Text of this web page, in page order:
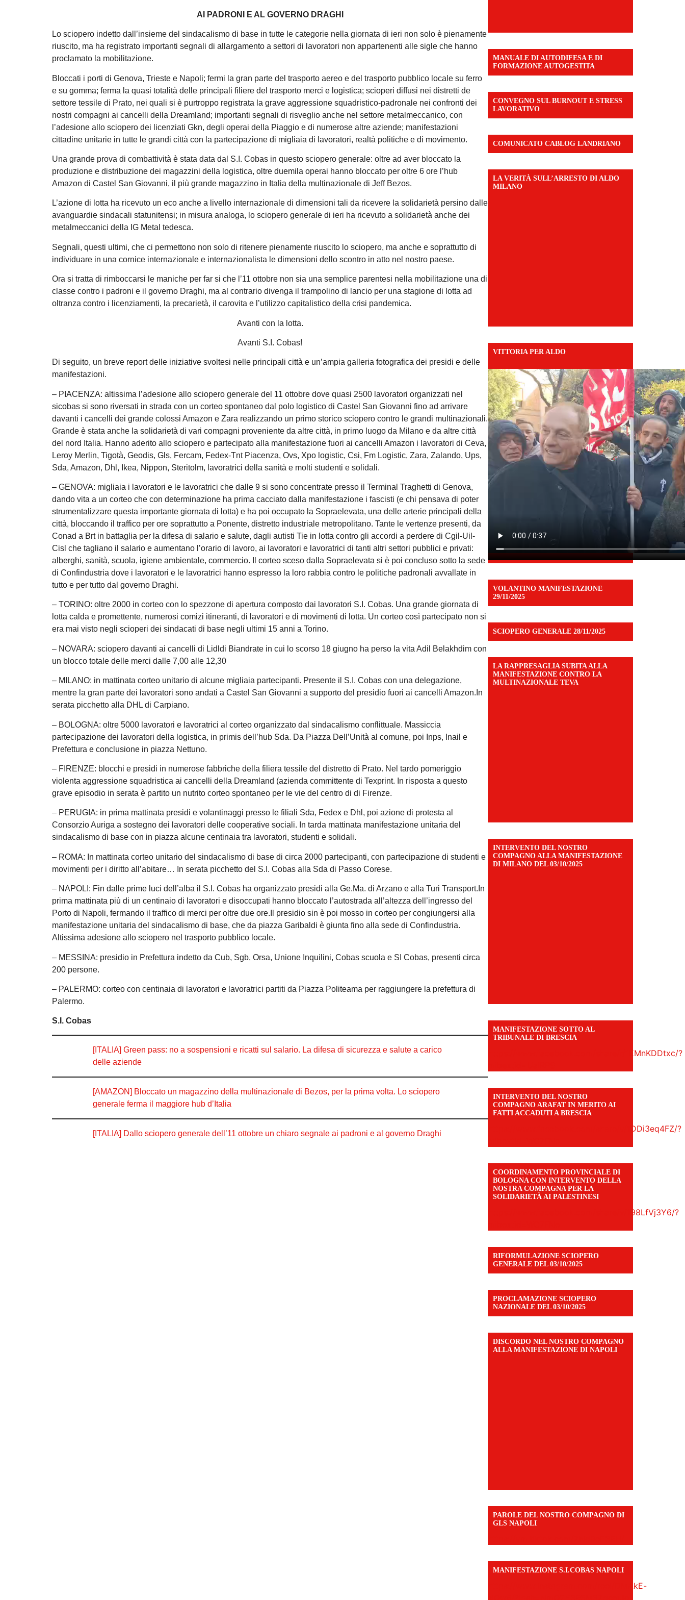
AI PADRONI E AL GOVERNO DRAGHI
Lo sciopero indetto dall’insieme del sindacalismo di base in tutte le categorie nella giornata di ieri non solo è pienamente
riuscito, ma ha registrato importanti segnali di allargamento a settori di lavoratori non appartenenti alle sigle che hanno
proclamato la mobilitazione.
Bloccati i porti di Genova, Trieste e Napoli; fermi la gran parte del trasporto aereo e del trasporto pubblico locale su ferro
e su gomma; ferma la quasi totalità delle principali filiere del trasporto merci e logistica; scioperi diffusi nei distretti de
settore tessile di Prato, nei quali si è purtroppo registrata la grave aggressione squadristico-padronale nei confronti dei
nostri compagni ai cancelli della Dreamland; importanti segnali di risveglio anche nel settore metalmeccanico, con
l’adesione allo sciopero dei licenziati Gkn, degli operai della Piaggio e di numerose altre aziende; manifestazioni
cittadine unitarie in tutte le grandi città con la partecipazione di migliaia di lavoratori, realtà politiche e di movimento.
Una grande prova di combattività è stata data dal S.I. Cobas in questo sciopero generale: oltre ad aver bloccato la
produzione e distribuzione dei magazzini della logistica, oltre duemila operai hanno bloccato per oltre 6 ore l’hub
Amazon di Castel San Giovanni, il più grande magazzino in Italia della multinazionale di Jeff Bezos.
L’azione di lotta ha ricevuto un eco anche a livello internazionale di dimensioni tali da ricevere la solidarietà persino dalle
avanguardie sindacali statunitensi; in misura analoga, lo sciopero generale di ieri ha ricevuto a solidarietà anche dei
metalmeccanici della IG Metal tedesca.
Segnali, questi ultimi, che ci permettono non solo di ritenere pienamente riuscito lo sciopero, ma anche e soprattutto di
individuare in una cornice internazionale e internazionalista le dimensioni dello scontro in atto nel nostro paese.
Ora si tratta di rimboccarsi le maniche per far si che l’11 ottobre non sia una semplice parentesi nella mobilitazione una di
classe contro i padroni e il governo Draghi, ma al contrario divenga il trampolino di lancio per una stagione di lotta ad
oltranza contro i licenziamenti, la precarietà, il carovita e l’utilizzo capitalistico della crisi pandemica.
Avanti con la lotta.
Avanti S.I. Cobas!
Di seguito, un breve report delle iniziative svoltesi nelle principali città e un’ampia galleria fotografica dei presidi e delle
manifestazioni.
– PIACENZA: altissima l’adesione allo sciopero generale del 11 ottobre dove quasi 2500 lavoratori organizzati nel
sicobas si sono riversati in strada con un corteo spontaneo dal polo logistico di Castel San Giovanni fino ad arrivare
davanti i cancelli dei grande colossi Amazon e Zara realizzando un primo storico sciopero contro le grandi multinazionali.
Grande è stata anche la solidarietà di vari compagni proveniente da altre città, in primo luogo da Milano e da altre città
del nord Italia. Hanno aderito allo sciopero e partecipato alla manifestazione fuori ai cancelli Amazon i lavoratori di Ceva,
Leroy Merlin, Tigotà, Geodis, Gls, Fercam, Fedex-Tnt Piacenza, Ovs, Xpo logistic, Csi, Fm Logistic, Zara, Zalando, Ups,
Sda, Amazon, Dhl, Ikea, Nippon, Steritolm, lavoratrici della sanità e molti studenti e solidali.
– GENOVA: migliaia i lavoratori e le lavoratrici che dalle 9 si sono concentrate presso il Terminal Traghetti di Genova,
dando vita a un corteo che con determinazione ha prima cacciato dalla manifestazione i fascisti (e chi pensava di poter
strumentalizzare questa importante giornata di lotta) e ha poi occupato la Sopraelevata, una delle arterie principali della
città, bloccando il traffico per ore soprattutto a Ponente, distretto industriale metropolitano. Tante le vertenze presenti, da
Conad a Brt in battaglia per la difesa di salario e salute, dagli autisti Tie in lotta contro gli accordi a perdere di Cgil-Uil-
Cisl che tagliano il salario e aumentano l’orario di lavoro, ai lavoratori e lavoratrici di tanti altri settori pubblici e privati:
alberghi, sanità, scuola, igiene ambientale, commercio. Il corteo sceso dalla Sopraelevata si è poi concluso sotto la sede
di Confindustria dove i lavoratori e le lavoratrici hanno espresso la loro rabbia contro le politiche padronali avvallate in
tutto e per tutto dal governo Draghi.
– TORINO: oltre 2000 in corteo con lo spezzone di apertura composto dai lavoratori S.I. Cobas. Una grande giornata di
lotta calda e promettente, numerosi comizi itineranti, di lavoratori e di movimenti di lotta. Un corteo così partecipato non si
era mai visto negli scioperi dei sindacati di base negli ultimi 15 anni a Torino.
– NOVARA: sciopero davanti ai cancelli di Lidldi Biandrate in cui lo scorso 18 giugno ha perso la vita Adil Belakhdim con
un blocco totale delle merci dalle 7,00 alle 12,30
– MILANO: in mattinata corteo unitario di alcune migliaia partecipanti. Presente il S.I. Cobas con una delegazione,
mentre la gran parte dei lavoratori sono andati a Castel San Giovanni a supporto del presidio fuori ai cancelli Amazon.In
serata picchetto alla DHL di Carpiano.
– BOLOGNA: oltre 5000 lavoratori e lavoratrici al corteo organizzato dal sindacalismo conflittuale. Massiccia
partecipazione dei lavoratori della logistica, in primis dell’hub Sda. Da Piazza Dell’Unità al comune, poi Inps, Inail e
Prefettura e conclusione in piazza Nettuno.
– FIRENZE: blocchi e presidi in numerose fabbriche della filiera tessile del distretto di Prato. Nel tardo pomeriggio
violenta aggressione squadristica ai cancelli della Dreamland (azienda committente di Texprint. In risposta a questo
grave episodio in serata è partito un nutrito corteo spontaneo per le vie del centro di di Firenze.
– PERUGIA: in prima mattinata presidi e volantinaggi presso le filiali Sda, Fedex e Dhl, poi azione di protesta al
Consorzio Auriga a sostegno dei lavoratori delle cooperative sociali. In tarda mattinata manifestazione unitaria del
sindacalismo di base con in piazza alcune centinaia tra lavoratori, studenti e solidali.
– ROMA: In mattinata corteo unitario del sindacalismo di base di circa 2000 partecipanti, con partecipazione di studenti e
movimenti per i diritto all’abitare… In serata picchetto del S.I. Cobas alla Sda di Passo Corese.
– NAPOLI: Fin dalle prime luci dell’alba il S.I. Cobas ha organizzato presidi alla Ge.Ma. di Arzano e alla Turi Transport.In
prima mattinata più di un centinaio di lavoratori e disoccupati hanno bloccato l’autostrada all’altezza dell’ingresso del
Porto di Napoli, fermando il traffico di merci per oltre due ore.Il presidio sin è poi mosso in corteo per congiungersi alla
manifestazione unitaria del sindacalismo di base, che da piazza Garibaldi è giunta fino alla sede di Confindustria.
Altissima adesione allo sciopero nel trasporto pubblico locale.
– MESSINA: presidio in Prefettura indetto da Cub, Sgb, Orsa, Unione Inquilini, Cobas scuola e SI Cobas, presenti circa
200 persone.
– PALERMO: corteo con centinaia di lavoratori e lavoratrici partiti da Piazza Politeama per raggiungere la prefettura di
Palermo.
S.I. Cobas
[ITALIA] Green pass: no a sospensioni e ricatti sul salario. La difesa di sicurezza e salute a carico
delle aziende
[AMAZON] Bloccato un magazzino della multinazionale di Bezos, per la prima volta. Lo sciopero
generale ferma il maggiore hub d’Italia
[ITALIA] Dallo sciopero generale dell’11 ottobre un chiaro segnale ai padroni e al governo Draghi
MANUALE DI AUTODIFESA E DI
FORMAZIONE AUTOGESTITA
CONVEGNO SUL BURNOUT E STRESS
LAVORATIVO
COMUNICATO CABLOG LANDRIANO
LA VERITÀ SULL’ARRESTO DI ALDO
MILANO
VITTORIA PER ALDO
VOLANTINO MANIFESTAZIONE
29/11/2025
SCIOPERO GENERALE 28/11/2025
LA RAPPRESAGLIA SUBITA ALLA
MANIFESTAZIONE CONTRO LA
MULTINAZIONALE TEVA
INTERVENTO DEL NOSTRO
COMPAGNO ALLA MANIFESTAZIONE
DI MILANO DEL 03/10/2025
MANIFESTAZIONE SOTTO AL
TRIBUNALE DI BRESCIA
https://www.facebook.com/share/r/1EMnKDDtxc/?
INTERVENTO DEL NOSTRO
COMPAGNO ARAFAT IN MERITO AI
FATTI ACCADUTI A BRESCIA
https://www.facebook.com/share/v/1DDi3eq4FZ/?
COORDINAMENTO PROVINCIALE DI
BOLOGNA CON INTERVENTO DELLA
NOSTRA COMPAGNA PER LA
SOLIDARIETÀ AI PALESTINESI
https://www.facebook.com/share/v/198LfVj3Y6/?
RIFORMULAZIONE SCIOPERO
GENERALE DEL 03/10/2025
PROCLAMAZIONE SCIOPERO
NAZIONALE DEL 03/10/2025
DISCORDO NEL NOSTRO COMPAGNO
ALLA MANIFESTAZIONE DI NAPOLI
PAROLE DEL NOSTRO COMPAGNO DI
GLS NAPOLI
MANIFESTAZIONE S.I.COBAS NAPOLI
https://www.instagram.com/reel/DMAkE-